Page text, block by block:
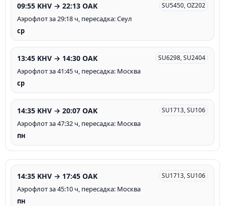
09:55 KHV → 22:13 OAK SU5450, OZ202
Аэрофлот за 29:18 ч, пересадка: Сеул
ср
13:45 KHV → 14:30 OAK SU6298, SU2404
Аэрофлот за 41:45 ч, пересадка: Москва
ср
14:35 KHV → 20:07 OAK SU1713, SU106
Аэрофлот за 47:32 ч, пересадка: Москва
пн
14:35 KHV → 17:45 OAK SU1713, SU106
Аэрофлот за 45:10 ч, пересадка: Москва
пн